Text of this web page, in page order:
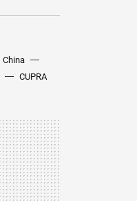
China
CUPRA